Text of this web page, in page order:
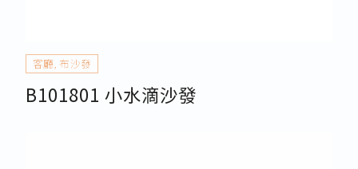
客廳 ,布沙發
B101801 小水滴沙發